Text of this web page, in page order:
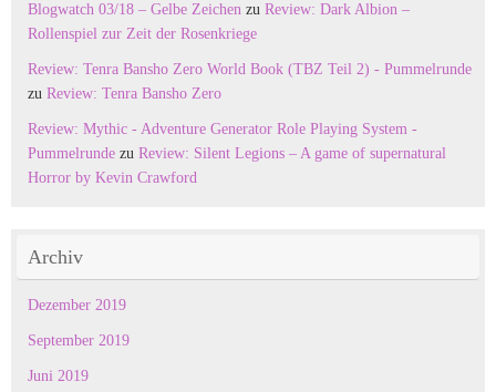
Blogwatch 03/18 – Gelbe Zeichen zu Review: Dark Albion –
Rollenspiel zur Zeit der Rosenkriege
Review: Tenra Bansho Zero World Book (TBZ Teil 2) - Pummelrunde
zu Review: Tenra Bansho Zero
Review: Mythic - Adventure Generator Role Playing System -
Pummelrunde zu Review: Silent Legions – A game of supernatural
Horror by Kevin Crawford
Archiv
Dezember 2019
September 2019
Juni 2019